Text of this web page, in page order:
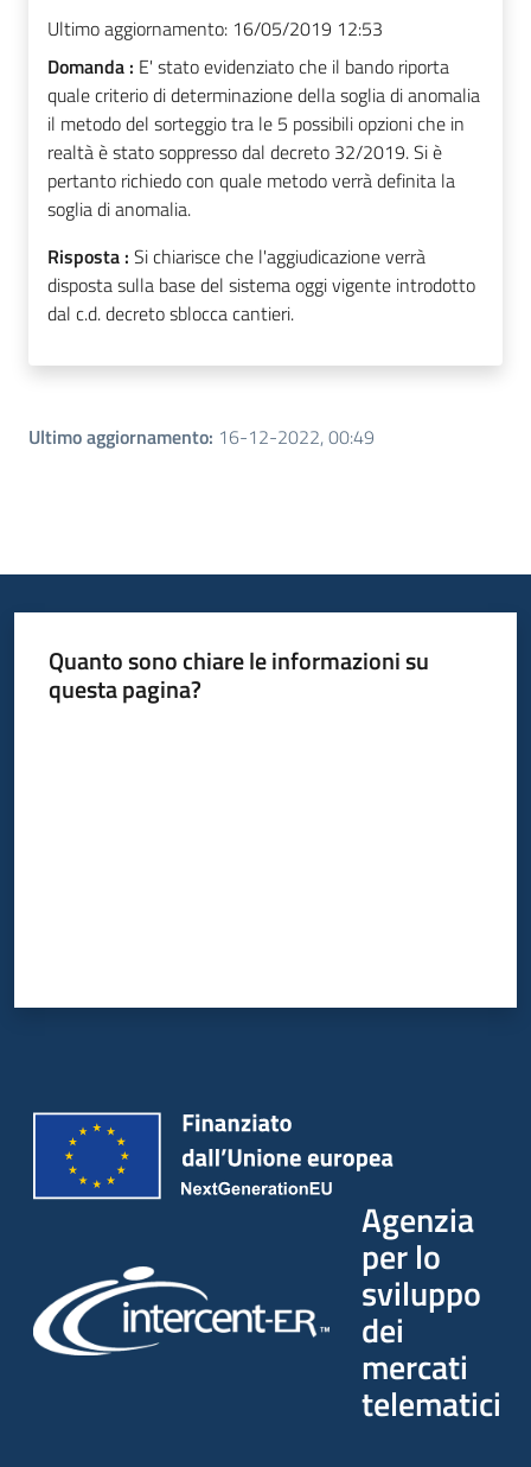
Ultimo aggiornamento: 16/05/2019 12:53
Domanda : E' stato evidenziato che il bando riporta
quale criterio di determinazione della soglia di anomalia
il metodo del sorteggio tra le 5 possibili opzioni che in
realtà è stato soppresso dal decreto 32/2019. Si è
pertanto richiedo con quale metodo verrà definita la
soglia di anomalia.
Risposta : Si chiarisce che l'aggiudicazione verrà
disposta sulla base del sistema oggi vigente introdotto
dal c.d. decreto sblocca cantieri.
Ultimo aggiornamento: 16-12-2022, 00:49
Quanto sono chiare le informazioni su
questa pagina?
Agenzia
per lo
sviluppo
dei
mercati
telematici